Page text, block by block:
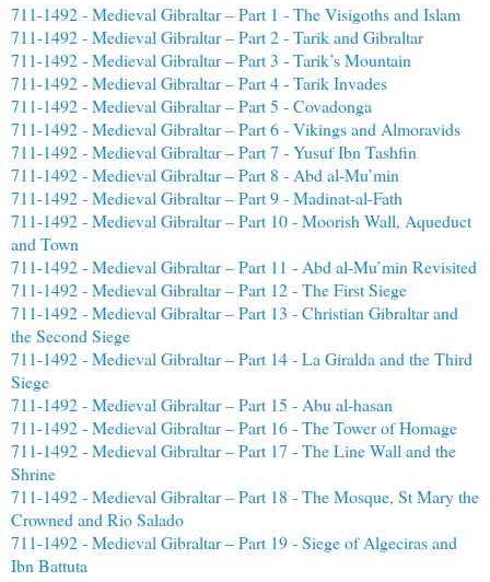
711-1492 - Medieval Gibraltar – Part 1 - The Visigoths and Islam
711-1492 - Medieval Gibraltar – Part 2 - Tarik and Gibraltar
711-1492 - Medieval Gibraltar – Part 3 - Tarik’s Mountain
711-1492 - Medieval Gibraltar – Part 4 - Tarik Invades
711-1492 - Medieval Gibraltar – Part 5 - Covadonga
711-1492 - Medieval Gibraltar – Part 6 - Vikings and Almoravids
711-1492 - Medieval Gibraltar – Part 7 - Yusuf Ibn Tashfin
711-1492 - Medieval Gibraltar – Part 8 - Abd al-Mu’min
711-1492 - Medieval Gibraltar – Part 9 - Madinat-al-Fath
711-1492 - Medieval Gibraltar – Part 10 - Moorish Wall, Aqueduct
and Town
711-1492 - Medieval Gibraltar – Part 11 - Abd al-Mu’min Revisited
711-1492 - Medieval Gibraltar – Part 12 - The First Siege
711-1492 - Medieval Gibraltar – Part 13 - Christian Gibraltar and
the Second Siege
711-1492 - Medieval Gibraltar – Part 14 - La Giralda and the Third
Siege
711-1492 - Medieval Gibraltar – Part 15 - Abu al-hasan
711-1492 - Medieval Gibraltar – Part 16 - The Tower of Homage
711-1492 - Medieval Gibraltar – Part 17 - The Line Wall and the
Shrine
711-1492 - Medieval Gibraltar – Part 18 - The Mosque, St Mary the
Crowned and Rio Salado
711-1492 - Medieval Gibraltar – Part 19 - Siege of Algeciras and
Ibn Battuta